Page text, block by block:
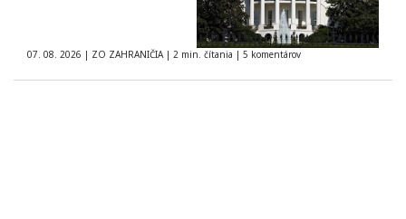
07. 08. 2026 | ZO ZAHRANIČIA | 2 min. čítania | 5 komentárov